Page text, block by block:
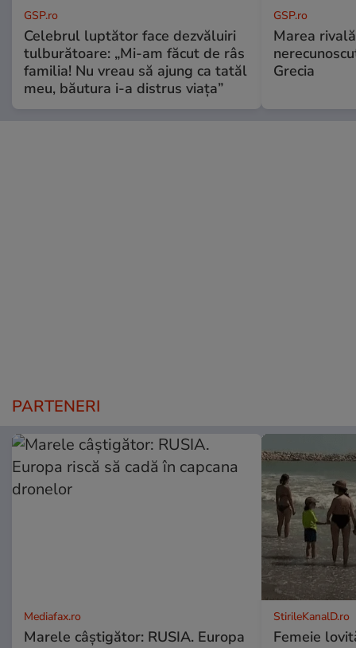
GSP.ro
Celebrul luptător face dezvăluiri
tulburătoare: „Mi-am făcut de râs
familia! Nu vreau să ajung ca tatăl
meu, băutura i-a distrus viața”
GSP.ro
Marea
Grecia
PARTENERI
Mediafax.ro
Marele câștigător: RUSIA. Europa
StirileKanalD.ro
Femeie